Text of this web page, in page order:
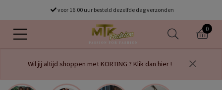
voor 16.00 uur besteld dezelfde dag verzonden
0
Wil jij altijd shoppen met KORTING ? Klik dan hier !